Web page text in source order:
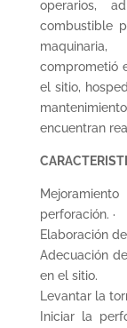
operarios,
combustible
comprometió
el sitio,
encuentran
perforación. ·
Elaboración
Adecuación
en el sitio.
Levantar la
Iniciar la